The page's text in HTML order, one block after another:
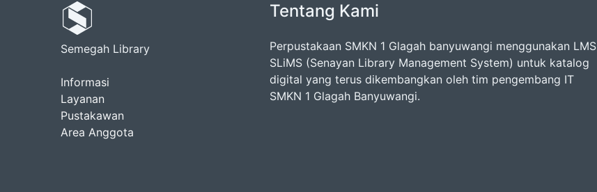
Semegah Library
Informasi
Layanan
Pustakawan
Area Anggota
Tentang Kami
Perpustakaan SMKN 1 Glagah banyuwangi menggunakan LMS
SLiMS (Senayan Library Management System) untuk katalog
digital yang terus dikembangkan oleh tim pengembang IT
SMKN 1 Glagah Banyuwangi.